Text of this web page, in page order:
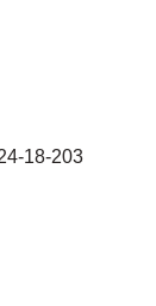
18-203